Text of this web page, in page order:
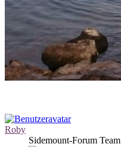
Roby
Sidemount-Forum Team